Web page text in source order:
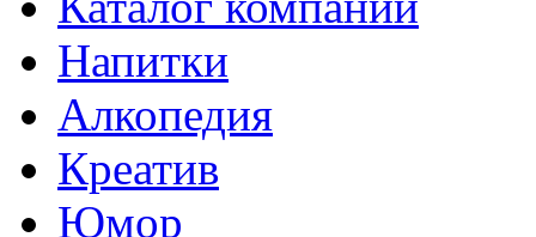
Напитки
Алкопедия
Креатив
Юмор